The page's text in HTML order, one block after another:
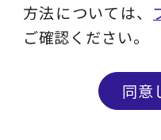
レイヤーズのサー
方法については、
ご確認ください。
同意